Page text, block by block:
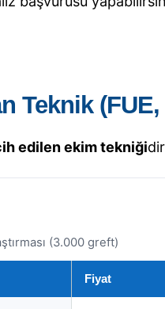
Teknik
edilen ekim tekniği
(3.000 greft)
Fiyat